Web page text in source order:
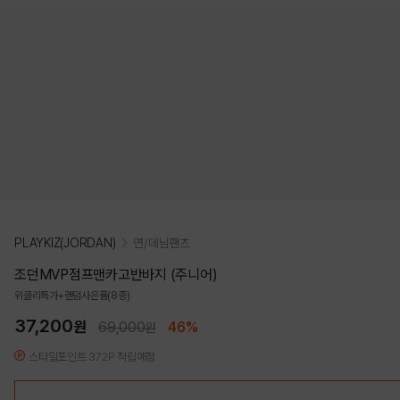
PLAYKIZ(JORDAN) 면/데님팬츠
조던MVP점프맨카고반바지 (주니어)
위클리특가+랜덤사은품(8종)
37,200원 69,000원 46%
스타일포인트 372P 적립예정